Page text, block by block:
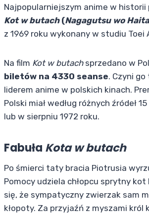
Najpopularniejszym anime w
Kot w butach(Nagagutsu wo
z 1969 roku wykonany w studiu Toei
Na film Kot w butachsprzedano w
biletów na 4330 seanse. Czyni
liderem anime w polskich kinach.
Polski miał według różnych źródeł
lub w sierpniu 1972 roku.
Fabuła Kota w butach
Po śmierci taty bracia Piotrusia
Pomocy udziela chłopcu sprytny kot
się, że sympatyczny zwierzak sam
kłopoty. Za przyjaźń z myszami król